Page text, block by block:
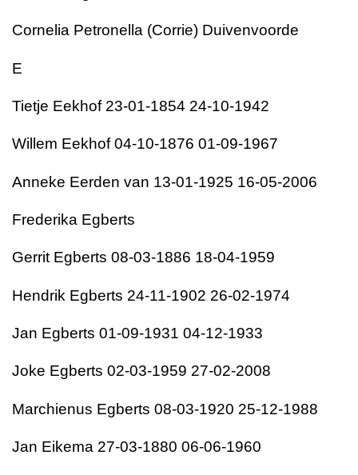
Cornelia Petronella (Corrie) Duivenvoorde
E
Tietje Eekhof 23-01-1854 24-10-1942
Willem Eekhof 04-10-1876 01-09-1967
Anneke Eerden van 13-01-1925 16-05-2006
Frederika Egberts
Gerrit Egberts 08-03-1886 18-04-1959
Hendrik Egberts 24-11-1902 26-02-1974
Jan Egberts 01-09-1931 04-12-1933
Joke Egberts 02-03-1959 27-02-2008
Marchienus Egberts 08-03-1920 25-12-1988
Jan Eikema 27-03-1880 06-06-1960